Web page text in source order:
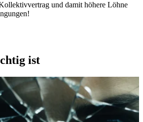
und damit höhere Löhne
ist